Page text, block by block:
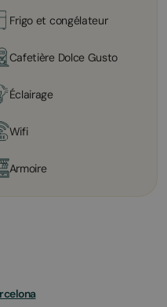
Frigo et congélateur
Cafetière Dolce Gusto
Éclairage
Wifi
Armoire